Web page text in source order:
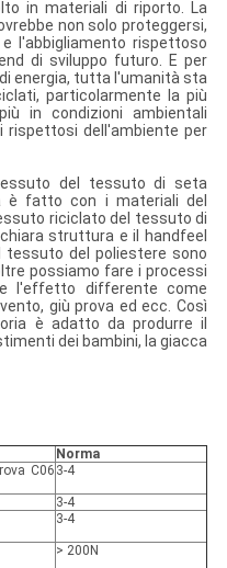
in materiali di riporto. La
non solo proteggersi,
l'abbigliamento rispettoso
di sviluppo futuro. E per
energia, tutta l'umanità sta
particolarmente la più
in condizioni ambientali
dell'ambiente per
del tessuto di seta
è fatto con i materiali del
riciclato del tessuto di
struttura e il handfeel
tessuto del poliestere sono
possiamo fare i processi
l'effetto differente come
giù prova ed ecc. Così
è adatto da produrreil
dei bambini, la giacca
Norma
C06 3-4
3-4
3-4
> 200N